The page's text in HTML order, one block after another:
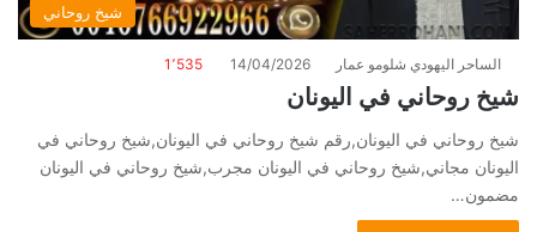
شيخ روحاني
الساحر اليهودي شلومو عمار 14/04/2026 1٬535
شيخ روحاني في اليونان
شيخ روحاني في اليونان,رقم شيخ روحاني في اليونان,شيخ روحاني في
اليونان مجاني,شيخ روحاني في اليونان مجرب,شيخ روحاني في اليونان
مضمون…